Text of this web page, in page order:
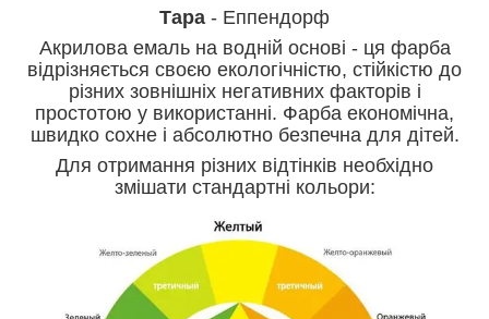
Тара - Еппендорф
Акрилова емаль на водній основі - ця фарба
відрізняється своєю екологічністю, стійкістю до
різних зовнішніх негативних факторів і
простотою у використанні. Фарба економічна,
швидко сохне і абсолютно безпечна для дітей.
Для отримання різних відтінків необхідно
змішати стандартні кольори: